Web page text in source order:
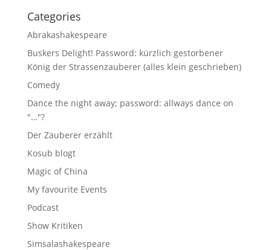
Categories
Abrakashakespeare
Buskers Delight! Password: kürzlich gestorbener
König der Strassenzauberer (alles klein geschrieben)
Comedy
Dance the night away; password: allways dance on
"…"?
Der Zauberer erzählt
Kosub blogt
Magic of China
My favourite Events
Podcast
Show Kritiken
Simsalashakespeare